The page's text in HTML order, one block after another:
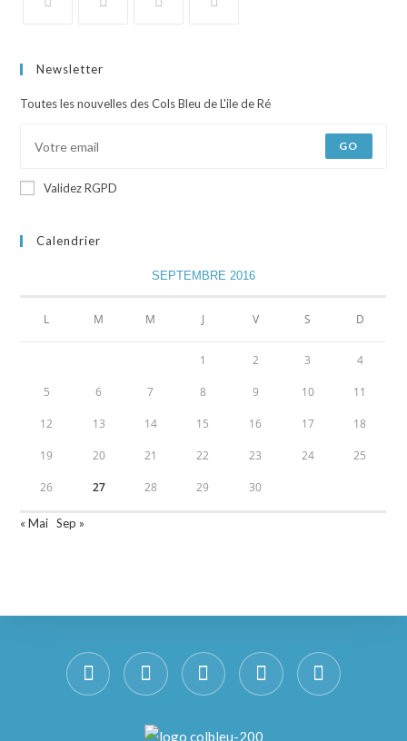
Newsletter
Toutes les nouvelles des Cols Bleu de L'ile de Ré
GO
Validez RGPD
Calendrier
SEPTEMBRE 2016
L M M J V S D
1 2 3 4
5 6 7 8 9 10 11
12 13 14 15 16 17 18
19 20 21 22 23 24 25
26 27 28 29 30
« Mai Sep »